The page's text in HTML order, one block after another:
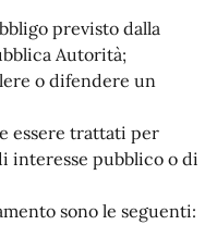
previsto dalla
Autorità;
o difendere un
essere trattati per
interesse pubblico o di
sono le seguenti: